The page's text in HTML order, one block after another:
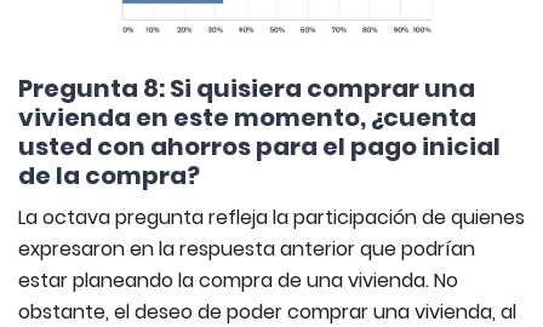
Pregunta 8: Si quisiera comprar una
vivienda en este momento, ¿cuenta
usted con ahorros para el pago inicial
de la compra?
La octava pregunta refleja la participación de quienes
expresaron en la respuesta anterior que podrían
estar planeando la compra de una vivienda. No
obstante, el deseo de poder comprar una vivienda, al